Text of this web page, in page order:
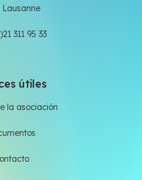
Lausanne
311 95 33
útiles
la asociación